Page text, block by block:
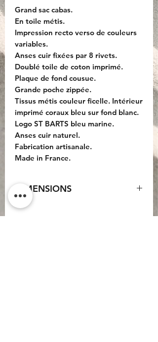
Grand sac cabas.
En toile métis.
Impression recto verso de couleurs
variables.
Anses cuir fixées par 8 rivets.
Doublé toile de coton imprimé.
Plaque de fond cousue.
Grande poche zippée.
Tissus métis couleur ficelle. Intérieur
imprimé coraux bleu sur fond blanc.
Logo ST BARTS bleu marine.
Anses cuir naturel.
Fabrication artisanale.
Made in France.
DIMENSIONS
Sac : 42x37x20cm.